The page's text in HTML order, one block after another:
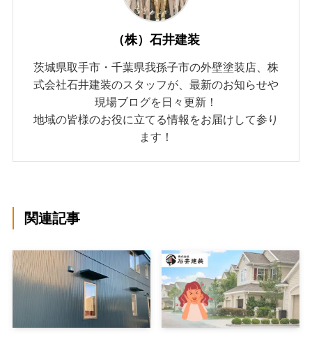
（株）石井建装
茨城県取手市・千葉県我孫子市の外壁塗装店、株
式会社石井建装のスタッフが、最新のお知らせや
現場ブログを日々更新！
地域の皆様のお役に立てる情報をお届けして参り
ます！
関連記事